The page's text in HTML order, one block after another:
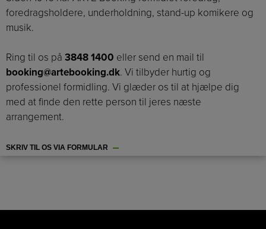
foredragsholdere, underholdning, stand-up komikere og
musik.
Ring til os på 3848 1400 eller send en mail til
booking@artebooking.dk. Vi tilbyder hurtig og
professionel formidling. Vi glæder os til at hjælpe dig
med at finde den rette person til jeres næste
arrangement.
SKRIV TIL OS VIA FORMULAR